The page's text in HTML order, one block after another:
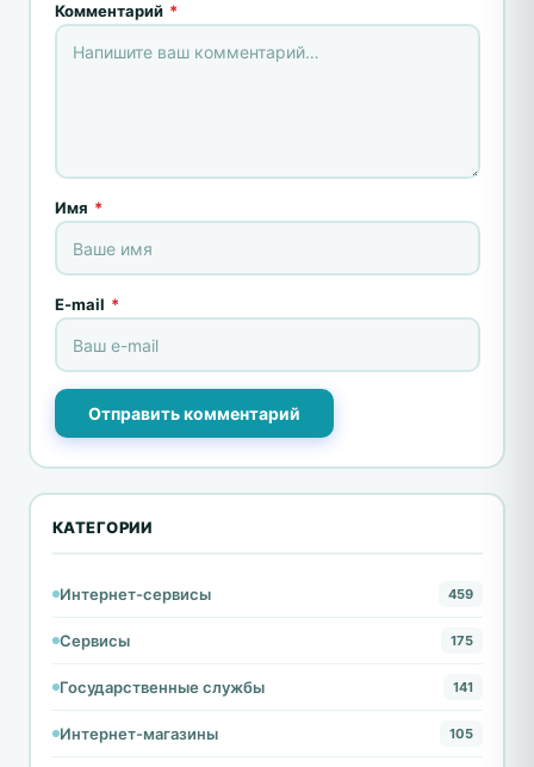
Комментарий *
Имя *
E-mail *
Отправить комментарий
КАТЕГОРИИ
Интернет-сервисы 459
Сервисы 175
Государственные службы 141
Интернет-магазины 105